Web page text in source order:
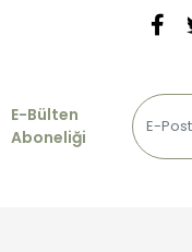
E-Bülten
Aboneliği